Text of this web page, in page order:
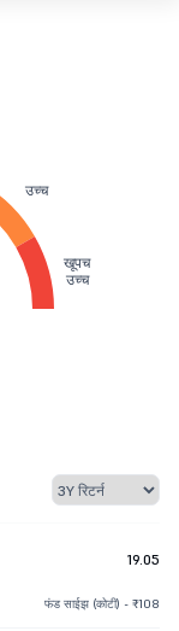
उच्च
खूपच
उच्च
19.05
फंड साईझ (कोटी) - ₹108